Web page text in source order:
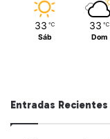
33 ℃
Sáb
33 ℃
Dom
Entradas Recientes